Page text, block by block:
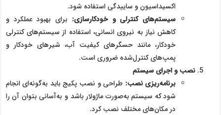
اکسیداسیون و ساییدگی استفاده شود.
سیستم‌های کنترلی و خودکارسازی: برای بهبود عملکرد و
کاهش نیاز به نیروی انسانی، استفاده از سیستم‌های کنترلی
خودکار، مانند حسگرهای کیفیت آب، شیرهای خودکار و
پمپ‌های کنترل‌شده ضروری است.
نصب و اجرای سیستم
برنامه‌ریزی نصب: طراحی و نصب پکیج باید به‌گونه‌ای انجام
شود که سیستم به‌صورت ماژولار باشد و به‌آسانی بتوان آن را
در مکان‌های مختلف نصب کرد.